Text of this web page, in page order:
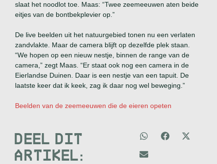
slaat het noodlot toe. Maas: “Twee zeemeeuwen aten beide
eitjes van de bontbekplevier op.”
De live beelden uit het natuurgebied tonen nu een verlaten
zandvlakte. Maar de camera blijft op dezelfde plek staan.
“We hopen op een nieuw nestje, binnen de range van de
camera,” zegt Maas. “Er staat ook nog een camera in de
Eierlandse Duinen. Daar is een nestje van een tapuit. De
laatste keer dat ik keek, zag ik daar nog wel beweging.”
Beelden van de zeemeeuwen die de eieren opeten
DEEL DIT
ARTIKEL: